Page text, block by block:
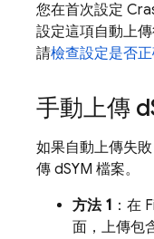
您在首次設定
設定這項自動上
請檢查設定是否
手動上傳 d
如果自動上傳失
傳 dSYM 檔案。
方法 1 ：在
面，上傳包